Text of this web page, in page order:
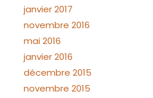
janvier 2017
novembre 2016
mai 2016
janvier 2016
décembre 2015
novembre 2015